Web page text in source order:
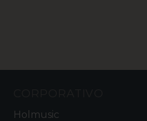
Holmusic